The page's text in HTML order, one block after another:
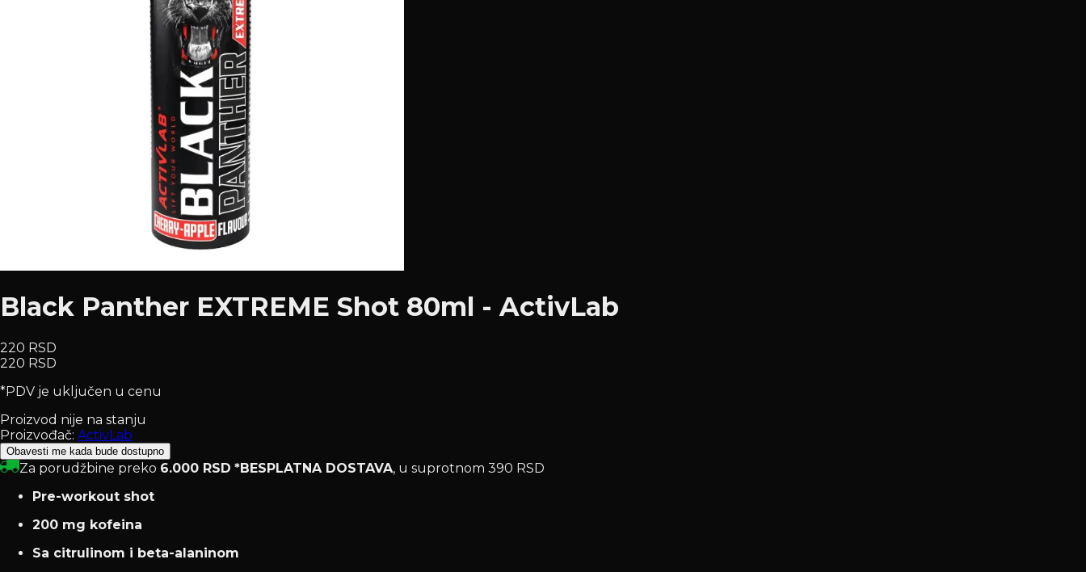
Black Panther EXTREME Shot 80ml - ActivLab
220 RSD
220 RSD
*PDV je uključen u cenu
Proizvod nije na stanju
Proizvođač: ActivLab
Obavesti me kada bude dostupno
Za porudžbine preko 6.000 RSD *BESPLATNA DOSTAVA, u suprotnom 390 RSD
Pre-workout shot
200 mg kofeina
Sa citrulinom i beta-alaninom